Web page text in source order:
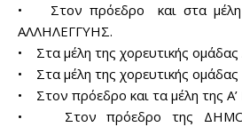
• Στον πρόεδρο και στα
ΑΛΛΗΛΕΓΓΥΗΣ.
• Στα μέλη της χορευτικής
• Στα μέλη της χορευτικής
• Στον πρόεδρο και τα μέλη της
• Στον πρόεδρο της